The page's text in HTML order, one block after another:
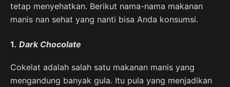
tetap menyehatkan. Berikut nama-nama makanan
manis nan sehat yang nanti bisa Anda konsumsi.
1. Dark Chocolate
Cokelat adalah salah satu makanan manis yang
mengandung banyak gula. Itu pula yang menjadikan